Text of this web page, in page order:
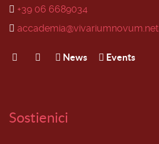
+39 06 6689034
accademia@vivariumnovum.net
News Events
Sostienici